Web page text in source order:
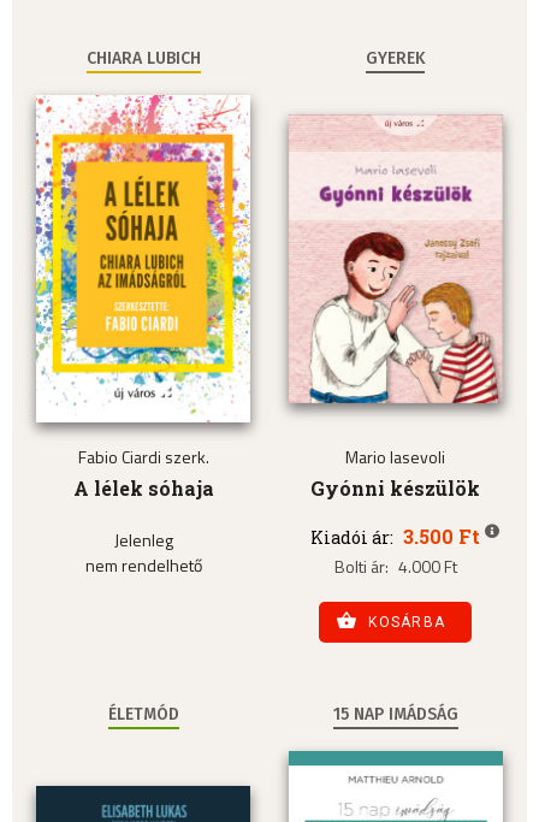
CHIARA LUBICH
Fabio Ciardi szerk.
A lélek sóhaja
Jelenleg
nem rendelhető
GYEREK
Mario Iasevoli
Gyónni készülök
Kiadói ár: 3.500 Ft
Bolti ár: 4.000 Ft
KOSÁRBA
ÉLETMÓD 15 NAP IMÁDSÁG